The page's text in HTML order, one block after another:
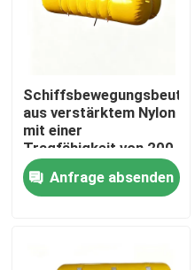
Schiffsbewegungsbeutel
aus verstärktem Nylon
mit einer
Tragfähigkeit von 200
kg bis 50 Tonnen und
PVC-Beschichtung
Anfrage absenden